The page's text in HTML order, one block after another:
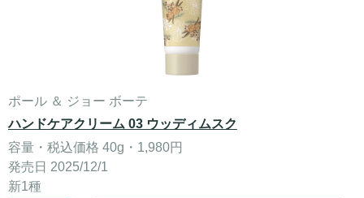
ポール ＆ ジョー ボーテ
ハンドケアクリーム 03 ウッディムスク
容量・税込価格 40g・1,980円
発売日 2025/12/1
新1種